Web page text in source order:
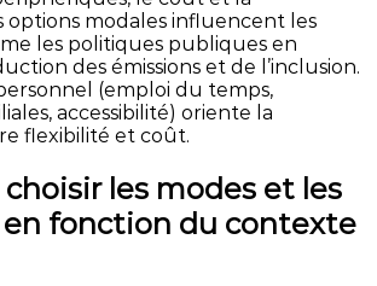
options modales influencent les
les politiques publiques en
des émissions et de l’inclusion.
(emploi du temps,
accessibilité) oriente la
flexibilité et coût.
les modes et les
fonction du contexte